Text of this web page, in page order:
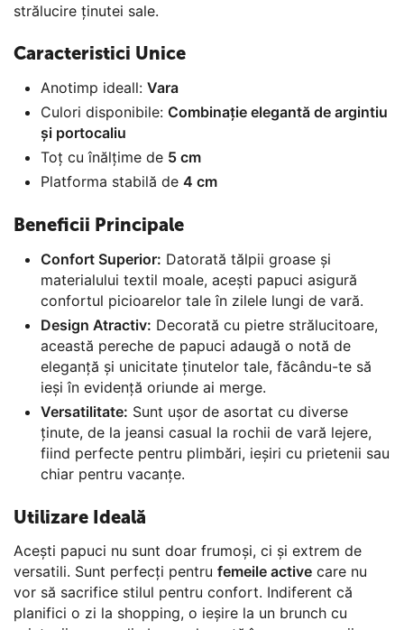
strălucire ținutei sale.
Caracteristici Unice
Anotimp ideall: Vara
Culori disponibile: Combinație elegantă de argintiu
și portocaliu
Toț cu înălțime de 5 cm
Platforma stabilă de 4 cm
Beneficii Principale
Confort Superior: Datorată tălpii groase și
materialului textil moale, acești papuci asigură
confortul picioarelor tale în zilele lungi de vară.
Design Atractiv: Decorată cu pietre strălucitoare,
această pereche de papuci adaugă o notă de
eleganță și unicitate ținutelor tale, făcându-te să
ieși în evidență oriunde ai merge.
Versatilitate: Sunt ușor de asortat cu diverse
ținute, de la jeansi casual la rochii de vară lejere,
fiind perfecte pentru plimbări, ieșiri cu prietenii sau
chiar pentru vacanțe.
Utilizare Ideală
Acești papuci nu sunt doar frumoși, ci și extrem de
versatili. Sunt perfecți pentru femeile active care nu
vor să sacrifice stilul pentru confort. Indiferent că
planifici o zi la shopping, o ieșire la un brunch cu